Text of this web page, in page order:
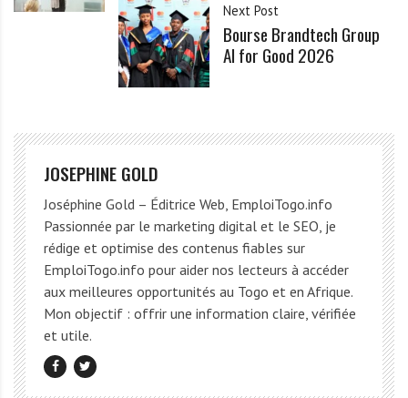
Next Post
Bourse Brandtech Group
AI for Good 2026
JOSEPHINE GOLD
Joséphine Gold – Éditrice Web, EmploiTogo.info
Passionnée par le marketing digital et le SEO, je
rédige et optimise des contenus fiables sur
EmploiTogo.info pour aider nos lecteurs à accéder
aux meilleures opportunités au Togo et en Afrique.
Mon objectif : offrir une information claire, vérifiée
et utile.